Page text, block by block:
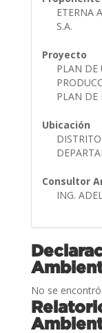
ETERNA
S.A.
Proyecto
PLAN DE
PLAN DE
Ubicación
Consultor
ING.
No se